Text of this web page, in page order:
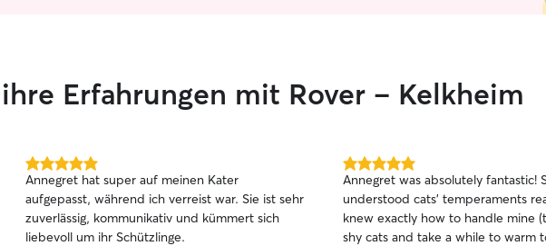
Erfahrungen mit Rover – Kelkheim
5.0
von
5
Sternen
Annegret hat super auf meinen Kater
aufgepasst, während ich verreist war. Sie ist sehr
zuverlässig, kommunikativ und kümmert sich
liebevoll um ihr Schützlinge.
5.0
von
5
Sternen
Annegret was absolutely fantastic!
understood cats' temperaments
knew exactly how to handle mine
shy cats and take a while to warm